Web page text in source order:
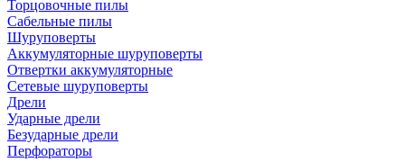
Торцовочные пилы
Сабельные пилы
Шуруповерты
Аккумуляторные шуруповерты
Отвертки аккумуляторные
Сетевые шуруповерты
Дрели
Ударные дрели
Безударные дрели
Перфораторы